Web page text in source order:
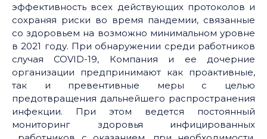
эффективность всех действующих протоколов и
сохраняя риски во время пандемии, связанные
со здоровьем на возможно минимальном уровне
в 2021 году. При обнаружении среди работников
случая COVID-19, Компания и ее дочерние
организации предпринимают как проактивные,
так и превентивные меры с целью
предотвращения дальнейшего распространения
инфекции. При этом ведется постоянный
мониторинг здоровья инфицированных